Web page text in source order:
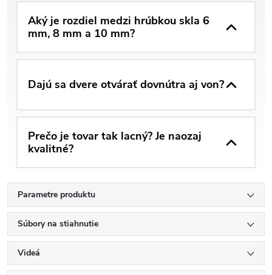
Aký je rozdiel medzi hrúbkou skla 6
mm, 8 mm a 10 mm?
Dajú sa dvere otvárať dovnútra aj von?
Prečo je tovar tak lacný? Je naozaj
kvalitné?
Parametre produktu
Súbory na stiahnutie
Videá